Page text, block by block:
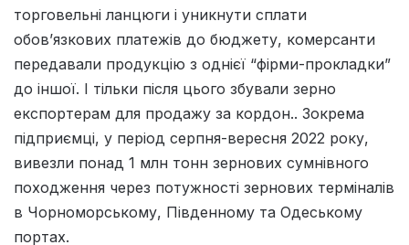
торговельні ланцюги і уникнути сплати
обов’язкових платежів до бюджету, комерсанти
передавали продукцію з однієї “фірми-прокладки”
до іншої. І тільки після цього збували зерно
експортерам для продажу за кордон.. Зокрема
підприємці, у період серпня-вересня 2022 року,
вивезли понад 1 млн тонн зернових сумнівного
походження через потужності зернових терміналів
в Чорноморському, Південному та Одеському
портах.